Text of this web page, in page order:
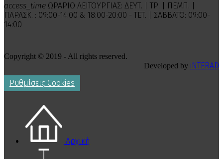
access_time ΩΡΑΡΙΟ ΛΕΙΤΟΥΡΓΙΑΣ: ΔΕΥΤ. | ΤΡ. | ΠΕΜΠ. |
ΠΑΡΑΣΚ. : 09:00-14:00 & 18:00-20:00 - ΤΕΤ. | ΣΑΒΒΑΤΟ: 09:00-
14:00
Copyright © 2019 - All rights reserved.
Developed by iNTERAD
Ρυθμίσεις Cookies
Αρχική